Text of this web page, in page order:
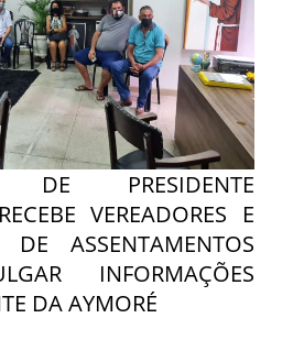
DE PRESIDENTE
VEREADORES E
DE ASSENTAMENTOS
INFORMAÇÕES
DA AYMORÉ